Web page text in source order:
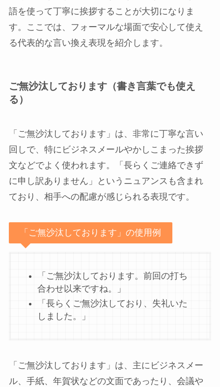
語を使って丁寧に挨拶することが大切になりま
す。ここでは、フォーマルな場面で安心して使え
る代表的な言い換え表現を紹介します。
ご無沙汰しております（書き言葉でも使え
る）
「ご無沙汰しております」は、非常に丁寧な言い
回しで、特にビジネスメールやかしこまった挨拶
文などでよく使われます。「長らくご連絡できず
に申し訳ありません」というニュアンスも含まれ
ており、相手への配慮が感じられる表現です。
「ご無沙汰しております」の使用例
「ご無沙汰しております。前回の打ち
合わせ以来ですね。」
「長らくご無沙汰しており、失礼いた
しました。」
「ご無沙汰しております」は、主にビジネスメー
ル、手紙、年賀状などの文面であったり、会議や